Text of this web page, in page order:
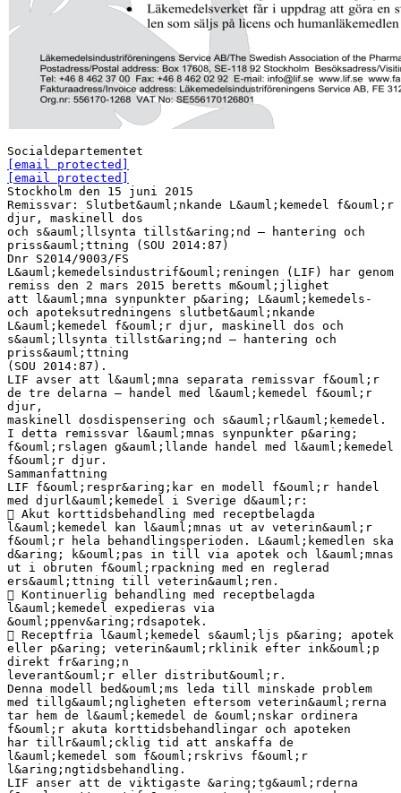
[email protected]
[email protected]
Stockholm den 15 juni 2015
Remissvar: Slutbet&auml;nkande L&auml;kemedel f&ouml;r
djur, maskinell dos
och s&auml;llsynta tillst&aring;nd – hantering och
priss&auml;ttning (SOU 2014:87)
Dnr S2014/9003/FS
L&auml;kemedelsindustrif&ouml;reningen (LIF) har genom
remiss den 2 mars 2015 beretts m&ouml;jlighet
att l&auml;mna synpunkter p&aring; L&auml;kemedels-
och apoteksutredningens slutbet&auml;nkande
L&auml;kemedel f&ouml;r djur, maskinell dos och
s&auml;llsynta tillst&aring;nd – hantering och
priss&auml;ttning
(SOU 2014:87).
LIF avser att l&auml;mna separata remissvar f&ouml;r
de tre delarna – handel med l&auml;kemedel f&ouml;r
djur,
maskinell dosdispensering och s&auml;rl&auml;kemedel.
I detta remissvar l&auml;mnas synpunkter p&aring;
f&ouml;rslagen g&auml;llande handel med l&auml;kemedel
f&ouml;r djur.
Sammanfattning
LIF f&ouml;respr&aring;kar en modell f&ouml;r handel
med djurl&auml;kemedel i Sverige d&auml;r:
 Akut korttidsbehandling med receptbelagda
l&auml;kemedel kan l&auml;mnas ut av veterin&auml;r
f&ouml;r hela behandlingsperioden. L&auml;kemedlen ska
d&aring; k&ouml;pas in till via apotek och l&auml;mnas
ut i obruten f&ouml;rpackning med en reglerad
ers&auml;ttning till veterin&auml;ren.
 Kontinuerlig behandling med receptbelagda
l&auml;kemedel expedieras via
&ouml;ppenv&aring;rdsapotek.
 Receptfria l&auml;kemedel s&auml;ljs p&aring; apotek
eller p&aring; veterin&auml;rklinik efter ink&ouml;p
direkt fr&aring;n
leverant&ouml;r eller distribut&ouml;r.
Denna modell bed&ouml;ms leda till minskade problem
med tillg&auml;ngligheten eftersom veterin&auml;rerna
tar hem de l&auml;kemedel de &ouml;nskar ordinera
f&ouml;r akuta korttidsbehandlingar och apoteken
har tillr&auml;cklig tid att anskaffa de
l&auml;kemedel som f&ouml;rskrivs f&ouml;r
l&aring;ngtidsbehandling.
LIF anser att de viktigaste &aring;tg&auml;rderna